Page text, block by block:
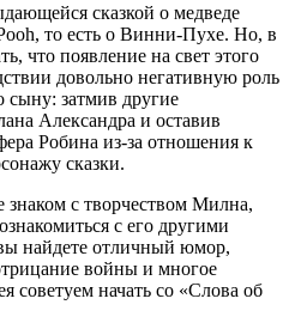
сказкой о медведе
то есть о Винни-Пухе. Но, в
что появление на свет этого
довольно негативную роль
затмив другие
Александра и оставив
Робина из-за отношения к
сказки.
с творчеством Милна,
с его другими
найдете отличный юмор,
войны и многое
советуем начать со «Слова об